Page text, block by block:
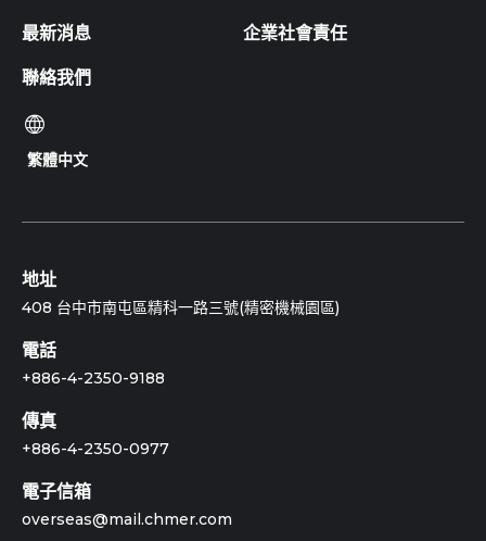
最新消息 企業社會責任
聯絡我們
繁體中文
地址
408 台中市南屯區精科一路三號(精密機械園區)
電話
+886-4-2350-9188
傳真
+886-4-2350-0977
電子信箱
overseas@mail.chmer.com